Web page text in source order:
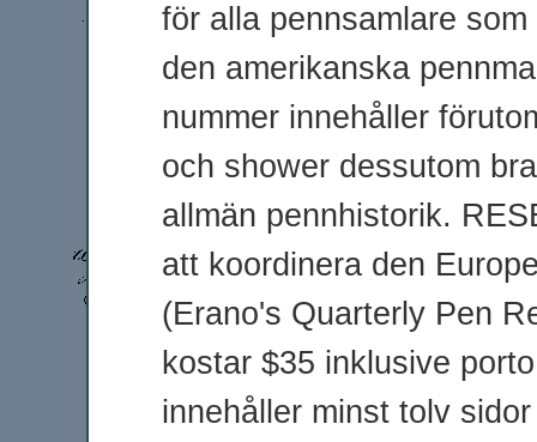
för alla pennsamlare
den amerikanska
nummer innehåller
och shower dessutom
allmän pennhistorik.
att koordinera den
(Erano's Quarterly Pen
kostar $35 inklusive
innehåller minst tolv